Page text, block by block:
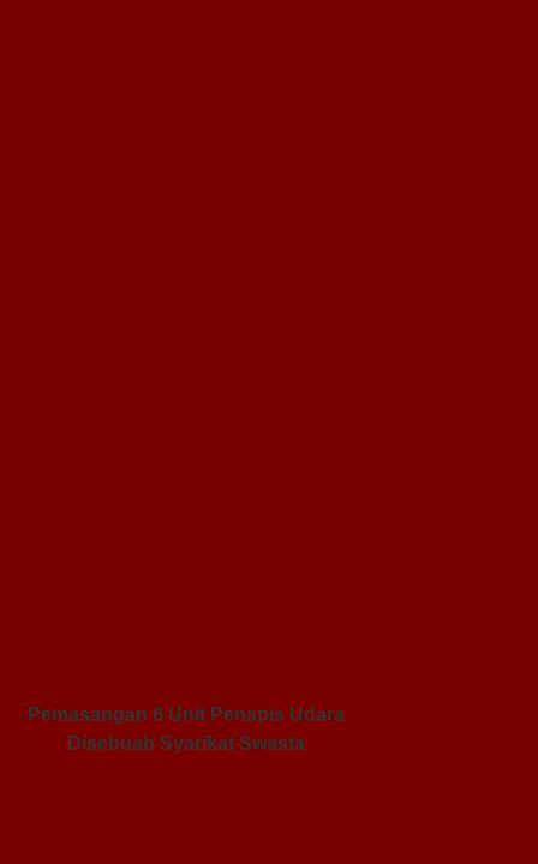
Pemasangan 6 Unit Penapis Udara
Disebuah Syarikat Swasta